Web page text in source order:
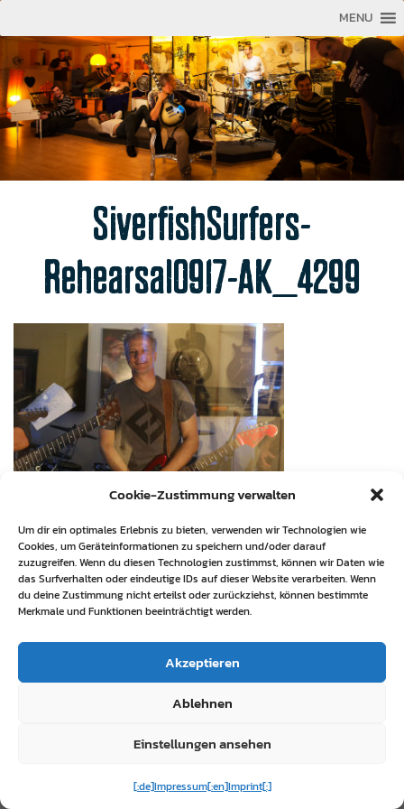
Cookie-Zustimmung verwalten
Um dir ein optimales Erlebnis zu bieten, verwenden wir Technologien wie
Cookies, um Geräteinformationen zu speichern und/oder darauf
zuzugreifen. Wenn du diesen Technologien zustimmst, können wir Daten wie
das Surfverhalten oder eindeutige IDs auf dieser Website verarbeiten. Wenn
du deine Zustimmung nicht erteilst oder zurückziehst, können bestimmte
Merkmale und Funktionen beeinträchtigt werden.
Akzeptieren
Ablehnen
Einstellungen ansehen
[:de]Impressum[:en]Imprint[:]
MENU
SiverfishSurfers-
Rehearsal0917-AK_4299